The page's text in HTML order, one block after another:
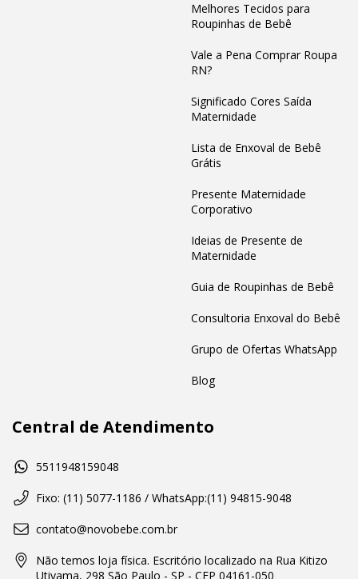
Melhores Tecidos para
Roupinhas de Bebê
Vale a Pena Comprar Roupa
RN?
Significado Cores Saída
Maternidade
Lista de Enxoval de Bebê
Grátis
Presente Maternidade
Corporativo
Ideias de Presente de
Maternidade
Guia de Roupinhas de Bebê
Consultoria Enxoval do Bebê
Grupo de Ofertas WhatsApp
Blog
Central de Atendimento
5511948159048
Fixo: (11) 5077-1186 / WhatsApp:(11) 94815-9048
contato@novobebe.com.br
Não temos loja física. Escritório localizado na Rua Kitizo
Utiyama, 298 São Paulo - SP - CEP 04161-050